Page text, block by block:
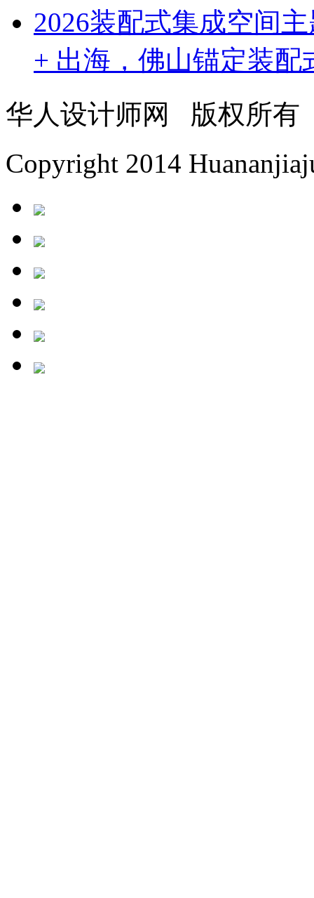
2026装配式集成空间
+ 出海，佛山锚定装
华人设计师网 版权所
Copyright 2014